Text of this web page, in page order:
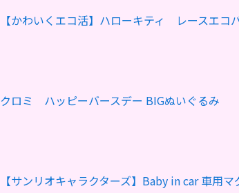
【かわいくエコ活】ハローキティ レースエコ
クロミ ハッピーバースデー BIGぬいぐるみ
【サンリオキャラクターズ】Baby in car 車用